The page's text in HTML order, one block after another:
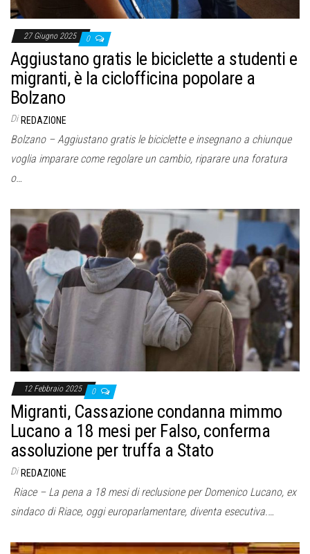
27 Giugno 2025 0
Aggiustano gratis le biciclette a studenti e
migranti, è la ciclofficina popolare a
Bolzano
Di REDAZIONE
Bolzano – Aggiustano gratis le biciclette e insegnano a chiunque
voglia imparare come regolare un cambio, riparare una foratura
o…
12 Febbraio 2025 0
Migranti, Cassazione condanna mimmo
Lucano a 18 mesi per Falso, conferma
assoluzione per truffa a Stato
Di REDAZIONE
Riace – La pena a 18 mesi di reclusione per Domenico Lucano, ex
sindaco di Riace, oggi europarlamentare, diventa esecutiva.…